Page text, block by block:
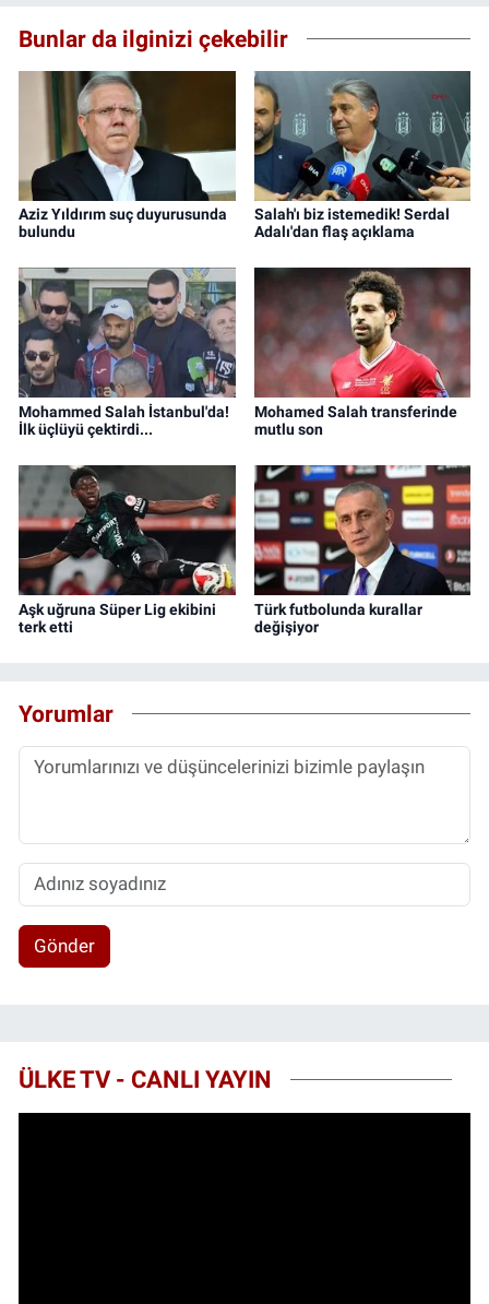
Bunlar da ilginizi çekebilir
Aziz Yıldırım suç duyurusunda
bulundu
Salah'ı biz istemedik! Serdal
Adalı'dan flaş açıklama
Mohammed Salah İstanbul'da!
İlk üçlüyü çektirdi...
Mohamed Salah transferinde
mutlu son
Aşk uğruna Süper Lig ekibini
terk etti
Türk futbolunda kurallar
değişiyor
Yorumlar
Gönder
ÜLKE TV - CANLI YAYIN